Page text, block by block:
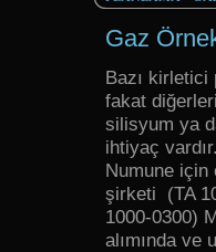
Gaz
Bazı
fakat
silisyum ya
ihtiyaç
Numune için
şirketi (TA
1000-0300)
alımında ve